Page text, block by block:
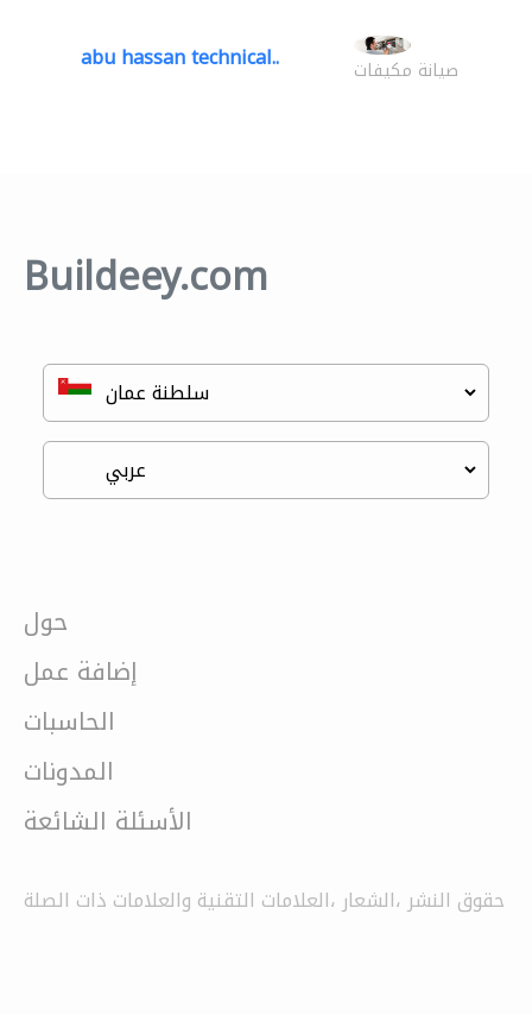
abu hassan technical.. صيانة مكيفات
Buildeey.com
حول
إضافة عمل
الحاسبات
المدونات
الأسئلة الشائعة
حقوق النشر ،الشعار ،العلامات التقنية والعلامات ذات الصلة